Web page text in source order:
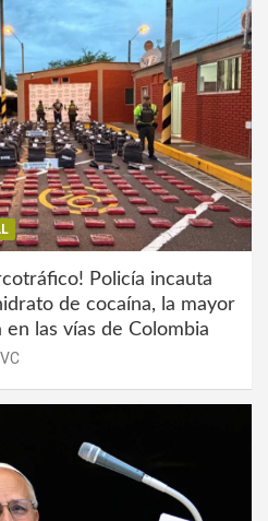
Policía incauta
de cocaína, la mayor
las vías de Colombia